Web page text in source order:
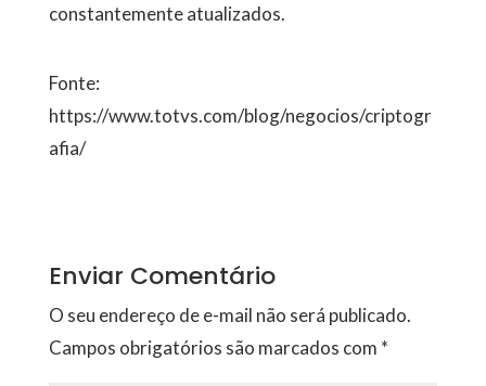
constantemente atualizados.
Fonte:
https://www.totvs.com/blog/negocios/criptogr
afia/
Enviar Comentário
O seu endereço de e-mail não será publicado.
Campos obrigatórios são marcados com *